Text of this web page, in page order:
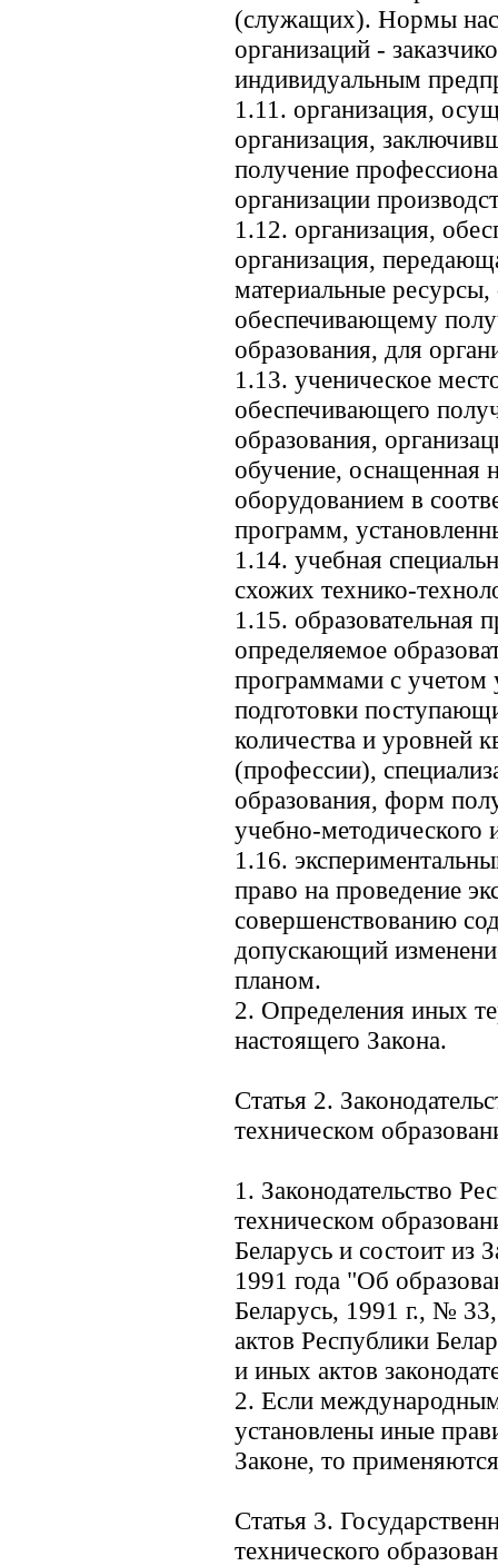
(служащих). Нормы
организаций -
индивидуальным
1.11. организация,
организация,
получение
организации
1.12. организация,
организация,
материальные
обеспечивающему
образования, для
1.13. ученическое
обеспечивающего
образования,
обучение, оснащенная
оборудованием в
программ,
1.14. учебная
схожих технико-
1.15. образовательная
определяемое
программами с учетом
подготовки
количества и уровней
(профессии),
образования, форм
учебно-методического
1.16.
право на проведение
совершенствованию
допускающий
планом.
2. Определения иных
настоящего Закона.
Статья 2.
техническом
1. Законодательство
техническом
Беларусь и состоит из
1991 года "Об
Беларусь, 1991 г., №
актов Республики
и иных актов
2. Если
установлены иные
Законе, то
Статья 3.
технического